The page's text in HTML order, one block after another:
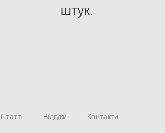
штук.
Статті Відгуки Контакти